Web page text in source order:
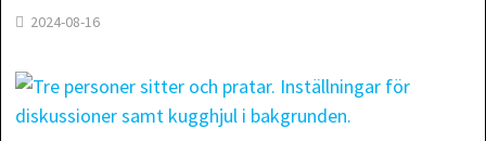
2024-08-16